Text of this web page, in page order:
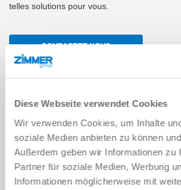
Diese Webseite verwendet Cookies
Wir verwenden Cookies, um Inhalte
soziale Medien anbieten zu können
Außerdem geben wir Informationen zu
Partner für soziale Medien, Werbung
Informationen möglicherweise mit
telles solutions pour vous.
CONTACTEZ-NOUS